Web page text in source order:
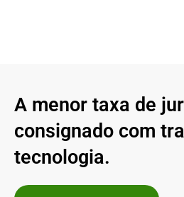
A menor taxa de
consignado com
tecnologia.